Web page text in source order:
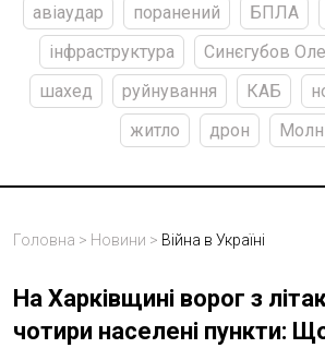
авіаудар
поранений БПЛА
інфраструктура
Синєгубов
шахед
руйнування КАБ
житло
дрон
Головна > Новини > Війна в Україні
На Харківщині ворог з
чотири населені пункти: